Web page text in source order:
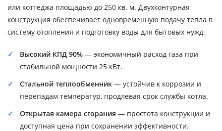
или коттеджа площадью до 250 кв. м. Двухконтурная
конструкция обеспечивает одновременную подачу тепла в
систему отопления и подготовку воды для бытовых нужд.
Высокий КПД 90% — экономичный расход газа при
стабильной мощности 25 кВт.
Стальной теплообменник — устойчив к коррозии и
перепадам температур, продлевая срок службы котла.
Открытая камера сгорания — простота конструкции и
доступная цена при сохранении эффективности.